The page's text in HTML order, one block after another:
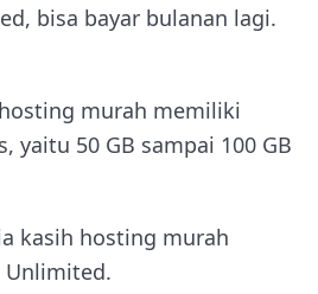
bisa bayar bulanan lagi.
murah memiliki
yaitu 50 GB sampai 100 GB
kasih hosting murah
Unlimited.